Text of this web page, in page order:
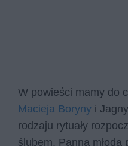
W powieści mamy do
Macieja Boryny i
rodzaju rytuały
ślubem. Panna młoda